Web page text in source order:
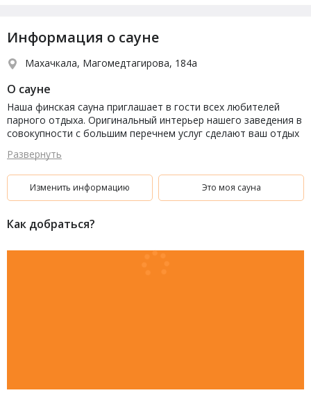
Информация о сауне
Махачкала, Магомедтагирова, 184а
О сауне
Наша финская сауна приглашает в гости всех любителей
парного отдыха. Оригинальный интерьер нашего заведения в
совокупности с большим перечнем услуг сделают ваш отдых
Развернуть
Изменить информацию Это моя сауна
Как добраться?